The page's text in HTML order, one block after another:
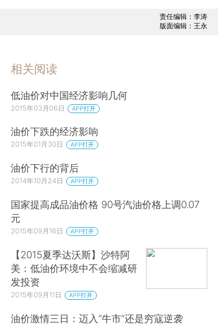
责任编辑：李涛
版面编辑：王永
相关阅读
低油价对中国经济影响几何
2015年03月06日 APP打开
油价下跌的经济影响
2015年01月30日 APP打开
油价下行的背后
2014年10月24日 APP打开
国家提高成品油价格 90号汽油价格上调0.07
元
2015年09月16日 APP打开
【2015夏季达沃斯】沙特阿
美：低油价环境中不会缩减研
发投资
2015年09月11日 APP打开
油价激情三日：迈入“牛市”还是穷寇逆袭